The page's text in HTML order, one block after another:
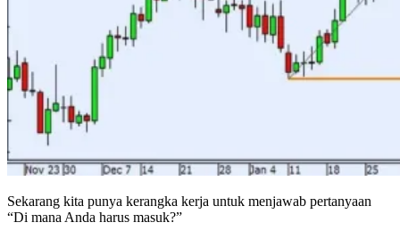
Sekarang kita punya kerangka kerja untuk menjawab pertanyaan
“Di mana Anda harus masuk?”